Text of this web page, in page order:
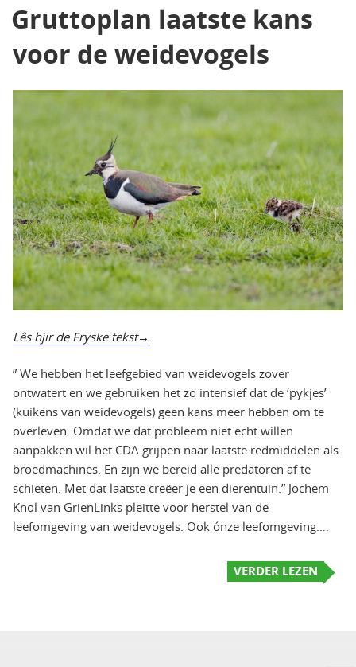
Gruttoplan laatste kans
voor de weidevogels
Lês hjir de Fryske tekst
” We hebben het leefgebied van weidevogels zover
ontwatert en we gebruiken het zo intensief dat de ‘pykjes’
(kuikens van weidevogels) geen kans meer hebben om te
overleven. Omdat we dat probleem niet echt willen
aanpakken wil het CDA grijpen naar laatste redmiddelen als
broedmachines. En zijn we bereid alle predatoren af te
schieten. Met dat laatste creëer je een dierentuin.” Jochem
Knol van GrienLinks pleitte voor herstel van de
leefomgeving van weidevogels. Ook ónze leefomgeving….
VERDER LEZEN